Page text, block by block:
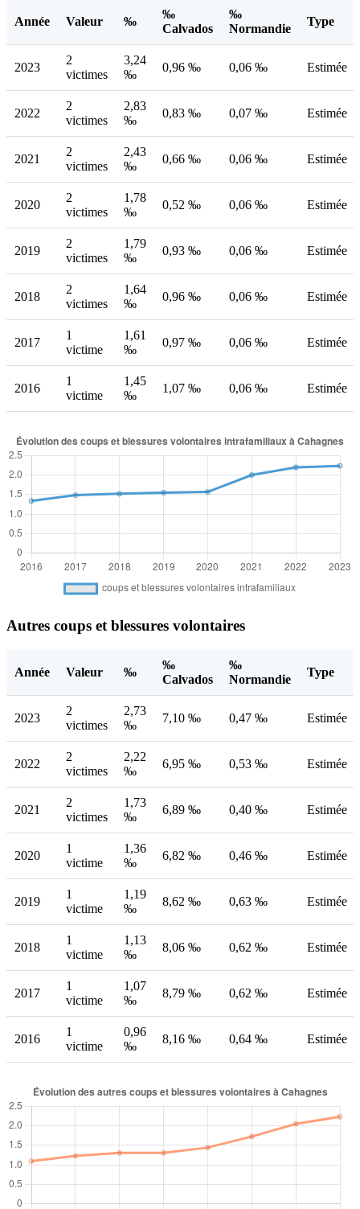
Année Valeur ‰
‰
Calvados
‰
Normandie
Type
2023
2
victimes
3,24
‰
0,96 ‰ 0,06 ‰ Estimée
2022
2
victimes
2,83
‰
0,83 ‰ 0,07 ‰ Estimée
2021
2
victimes
2,43
‰
0,66 ‰ 0,06 ‰ Estimée
2020
2
victimes
1,78
‰
0,52 ‰ 0,06 ‰ Estimée
2019
2
victimes
1,79
‰
0,93 ‰ 0,06 ‰ Estimée
2018
2
victimes
1,64
‰
0,96 ‰ 0,06 ‰ Estimée
2017
1
victime
1,61
‰
0,97 ‰ 0,06 ‰ Estimée
2016
1
victime
1,45
‰
1,07 ‰ 0,06 ‰ Estimée
Autres coups et blessures volontaires
Année Valeur ‰
‰
Calvados
‰
Normandie
Type
2023
2
victimes
2,73
‰
7,10 ‰ 0,47 ‰ Estimée
2022
2
victimes
2,22
‰
6,95 ‰ 0,53 ‰ Estimée
2021
2
victimes
1,73
‰
6,89 ‰ 0,40 ‰ Estimée
2020
1
victime
1,36
‰
6,82 ‰ 0,46 ‰ Estimée
2019
1
victime
1,19
‰
8,62 ‰ 0,63 ‰ Estimée
2018
1
victime
1,13
‰
8,06 ‰ 0,62 ‰ Estimée
2017
1
victime
1,07
‰
8,79 ‰ 0,62 ‰ Estimée
2016
1
victime
0,96
‰
8,16 ‰ 0,64 ‰ Estimée